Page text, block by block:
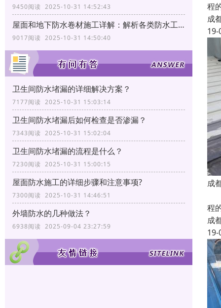
9450阅读 2025-10-31 14:52:43
屋面和地下防水卷材施工详解：解析各类防水工艺
9017阅读 2025-10-31 14:50:40
卫生间防水堵漏的详细解决方案？
7177阅读 2025-10-31 15:03:14
卫生间防水堵漏后如何检查是否渗漏？
7343阅读 2025-10-31 15:02:04
卫生间防水堵漏的流程是什么？
7230阅读 2025-10-31 15:00:15
屋面防水施工的详细步骤和注意事项?
7300阅读 2025-10-31 14:46:51
外墙防水的几种做法？
6938阅读 2025-09-04 23:27:59
程
成
19-
成
程
成
19-